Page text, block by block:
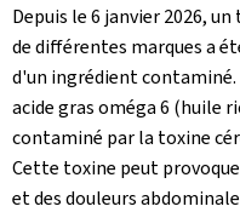
Depuis le 6 janvier 2026,
de différentes marques a
d'un ingrédient
acide gras oméga 6 (huile
contaminé par la toxine
Cette toxine peut
et des douleurs